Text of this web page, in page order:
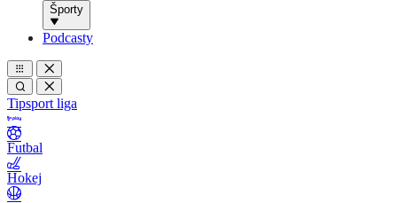
Športy
Podcasty
Tipsport liga
Futbal
Hokej